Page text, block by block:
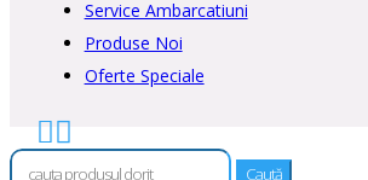
Service Ambarcatiuni
Produse Noi
Oferte Speciale
 
Caută